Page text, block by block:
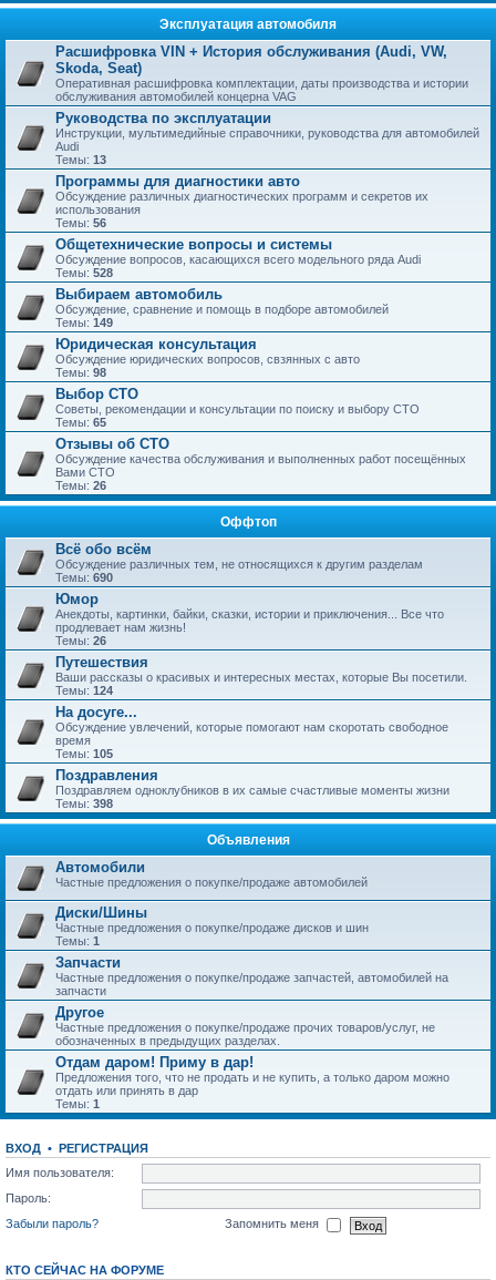
Эксплуатация автомобиля
Расшифровка VIN + История обслуживания (Audi, VW,
Skoda, Seat)
Оперативная расшифровка комплектации, даты производства и истории
обслуживания автомобилей концерна VAG
Руководства по эксплуатации
Инструкции, мультимедийные справочники, руководства для автомобилей
Audi
Темы: 13
Программы для диагностики авто
Обсуждение различных диагностических программ и секретов их
использования
Темы: 56
Общетехнические вопросы и системы
Обсуждение вопросов, касающихся всего модельного ряда Audi
Темы: 528
Выбираем автомобиль
Обсуждение, сравнение и помощь в подборе автомобилей
Темы: 149
Юридическая консультация
Обсуждение юридических вопросов, свзянных с авто
Темы: 98
Выбор СТО
Советы, рекомендации и консультации по поиску и выбору СТО
Темы: 65
Отзывы об СТО
Обсуждение качества обслуживания и выполненных работ посещённых
Вами СТО
Темы: 26
Оффтоп
Всё обо всём
Обсуждение различных тем, не относящихся к другим разделам
Темы: 690
Юмор
Анекдоты, картинки, байки, сказки, истории и приключения... Все что
продлевает нам жизнь!
Темы: 26
Путешествия
Ваши рассказы о красивых и интересных местах, которые Вы посетили.
Темы: 124
На досуге...
Обсуждение увлечений, которые помогают нам скоротать свободное
время
Темы: 105
Поздравления
Поздравляем одноклубников в их самые счастливые моменты жизни
Темы: 398
Объявления
Автомобили
Частные предложения о покупке/продаже автомобилей
Диски/Шины
Частные предложения о покупке/продаже дисков и шин
Темы: 1
Запчасти
Частные предложения о покупке/продаже запчастей, автомобилей на
запчасти
Другое
Частные предложения о покупке/продаже прочих товаров/услуг, не
обозначенных в предыдущих разделах.
Отдам даром! Приму в дар!
Предложения того, что не продать и не купить, а только даром можно
отдать или принять в дар
Темы: 1
ВХОД • РЕГИСТРАЦИЯ
Имя пользователя:
Пароль:
Забыли пароль?
Запомнить меня
КТО СЕЙЧАС НА ФОРУМЕ